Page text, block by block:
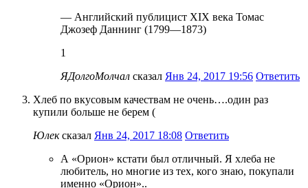
— Английский публицист XIX века Томас
Джозеф Даннинг (1799—1873)
1
ЯДолгоМолчал сказал Янв 24, 2017 19:56 Ответить
Хлеб по вкусовым качествам не очень….один раз
купили больше не берем (
Юлексказал Янв 24, 2017 18:08 Ответить
А «Орион» кстати был отличный. Я хлеба не
любитель, но многие из тех, кого знаю, покупали
именно «Орион»..